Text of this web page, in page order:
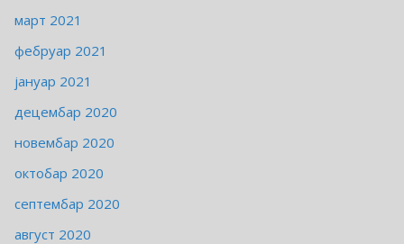
март 2021
фебруар 2021
јануар 2021
децембар 2020
новембар 2020
октобар 2020
септембар 2020
август 2020